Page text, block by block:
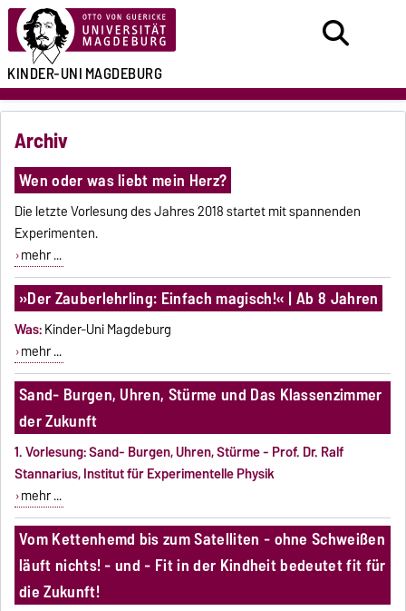
KINDER-UNIMAGDEBURG
Archiv
Wen oder was liebt mein Herz?
Die letzte Vorlesung des Jahres 2018 startet mit spannenden
Experimenten.
mehr ...
»Der Zauberlehrling: Einfach magisch!« | Ab 8 Jahren
Was:Kinder-Uni Magdeburg
mehr ...
Sand- Burgen, Uhren, Stürme und Das Klassenzimmer
der Zukunft
1. Vorlesung: Sand- Burgen, Uhren, Stürme - Prof. Dr. Ralf
Stannarius, Institut für Experimentelle Physik
mehr ...
Vom Kettenhemd bis zum Satelliten - ohne Schweißen
läuft nichts! - und - Fit in der Kindheit bedeutet fit für
die Zukunft!